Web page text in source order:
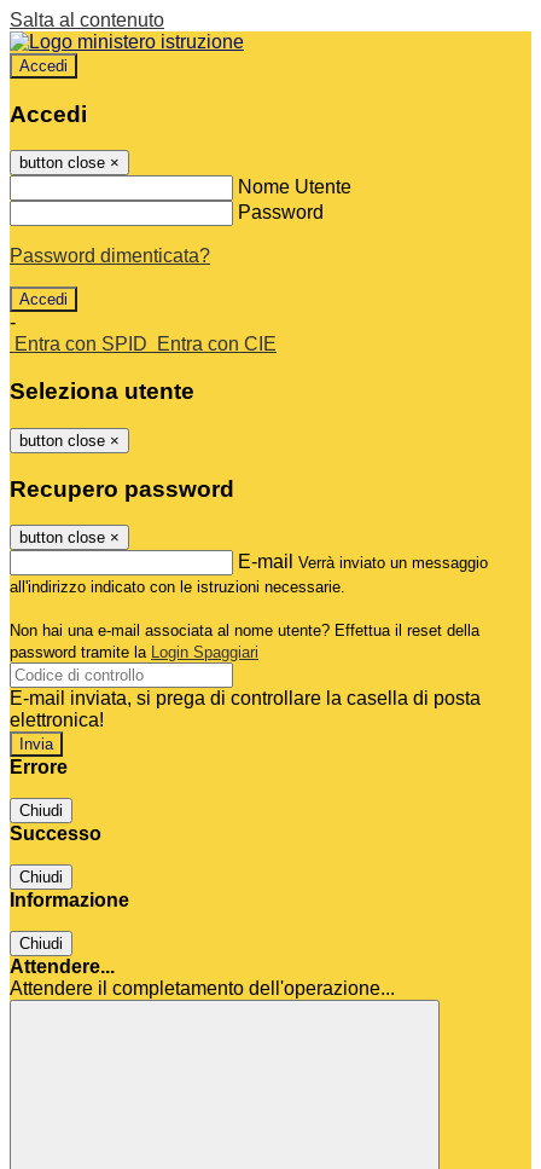
Salta al contenuto
Accedi
Accedi
button close ×
Nome Utente
Password
Password dimenticata?
-
Entra con SPID
Entra con CIE
Seleziona utente
button close ×
Recupero password
button close ×
E-mail Verrà inviato un messaggio
all'indirizzo indicato con le istruzioni necessarie.
Non hai una e-mail associata al nome utente? Effettua il reset della
password tramite la Login Spaggiari
E-mail inviata, si prega di controllare la casella di posta
elettronica!
Errore
Chiudi
Successo
Chiudi
Informazione
Chiudi
Attendere...
Attendere il completamento dell'operazione...